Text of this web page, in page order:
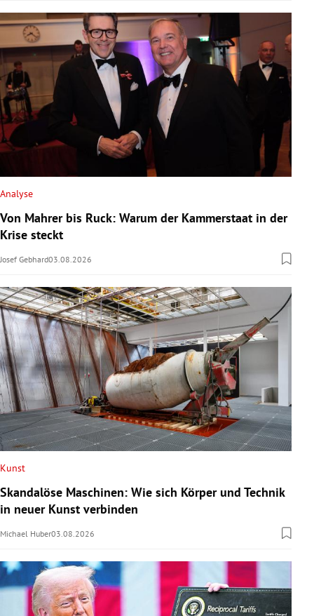
Analyse
Von Mahrer bis Ruck: Warum der Kammerstaat in der
Krise steckt
Josef Gebhard03.08.2026
Kunst
Skandalöse Maschinen: Wie sich Körper und Technik
in neuer Kunst verbinden
Michael Huber03.08.2026